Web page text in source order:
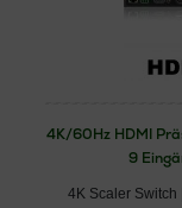
4K/60Hz HDMI
9
4K Scaler Switch